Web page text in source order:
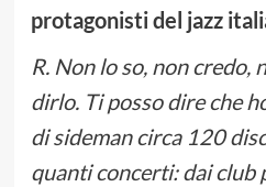
protagonisti del jazz
R. Non lo so, non credo,
dirlo. Ti posso dire che
di sideman circa 120
quanti concerti: dai club